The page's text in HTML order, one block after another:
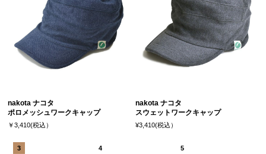
nakota ナコタ
ポロメッシュワークキャップ
￥3,410(税込）
nakota ナコタ
スウェットワークキャップ
¥3,410(税込）